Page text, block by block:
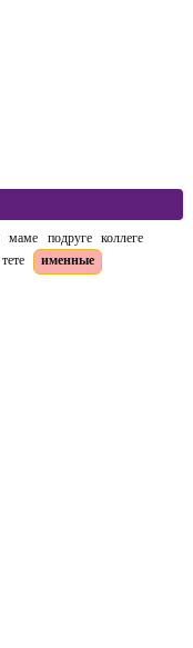
маме подруге
коллеге
тете
именные